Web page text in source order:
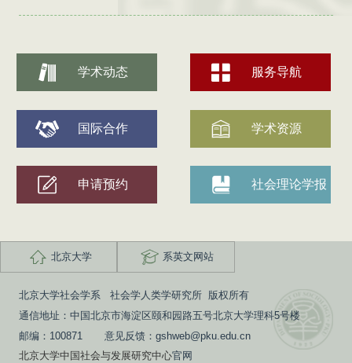
学术动态 服务导航
国际合作 学术资源
申请预约 社会理论学报
北京大学 系英文网站
北京大学社会学系 社会学人类学研究所 版权所有
通信地址：中国北京市海淀区颐和园路五号北京大学理科5号楼
邮编：100871 意见反馈：gshweb@pku.edu.cn
北京大学中国社会与发展研究中心官网